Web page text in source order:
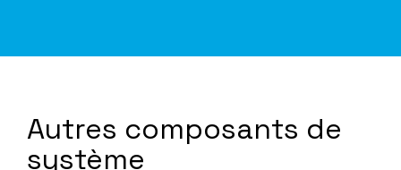
Autres composants de
système